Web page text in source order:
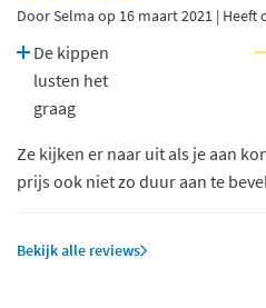
Door Selma op 16 maart 2021 |
De kippen
lusten het
graag
Ze kijken er naar uit als je aan
prijs ook niet zo duur aan te
Bekijk alle reviews